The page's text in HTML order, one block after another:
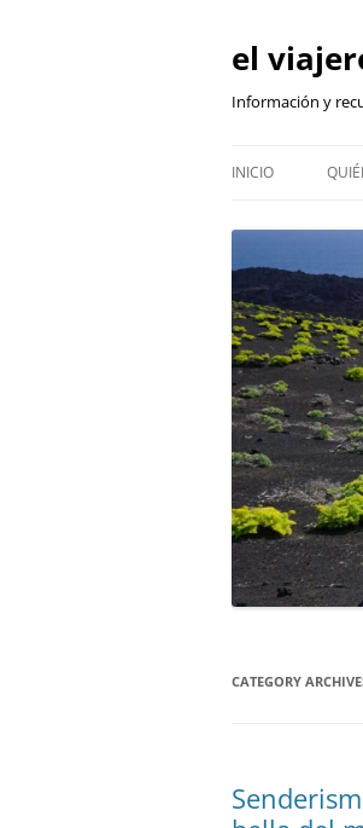
content
el
Información y
INICIO
CATEGORY